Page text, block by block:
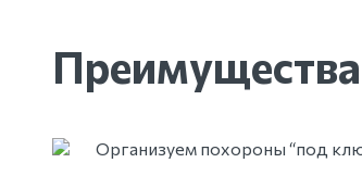
Преимущества
Организуем похороны “под